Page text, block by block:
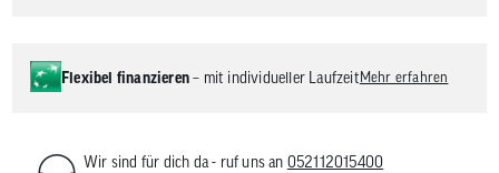
Flexibel finanzieren– mit individueller Laufzeit Mehr erfahren
Wir sind für dich da - ruf uns an 052112015400